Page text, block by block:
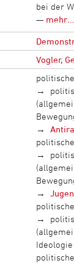
bei der
— mehr...
Vogler,
Ideologie